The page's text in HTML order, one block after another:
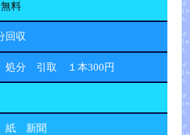
料
回収
処分 引取 １本300円
紙 新聞